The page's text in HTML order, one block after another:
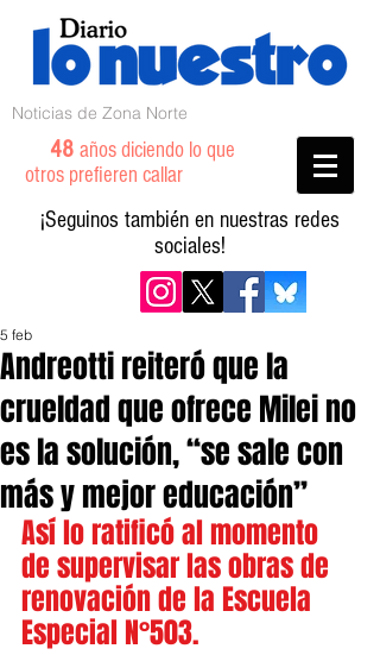
Noticias de Zona Norte
48 años diciendo lo que
otros prefieren callar
¡Seguinos también en nuestras redes
sociales!
Andreotti reiteró que la
crueldad que ofrece Milei no
es la solución, “se sale con
más y mejor educación”
5 feb
Así lo ratificó al momento
de supervisar las obras de
renovación de la Escuela
Especial N°503.